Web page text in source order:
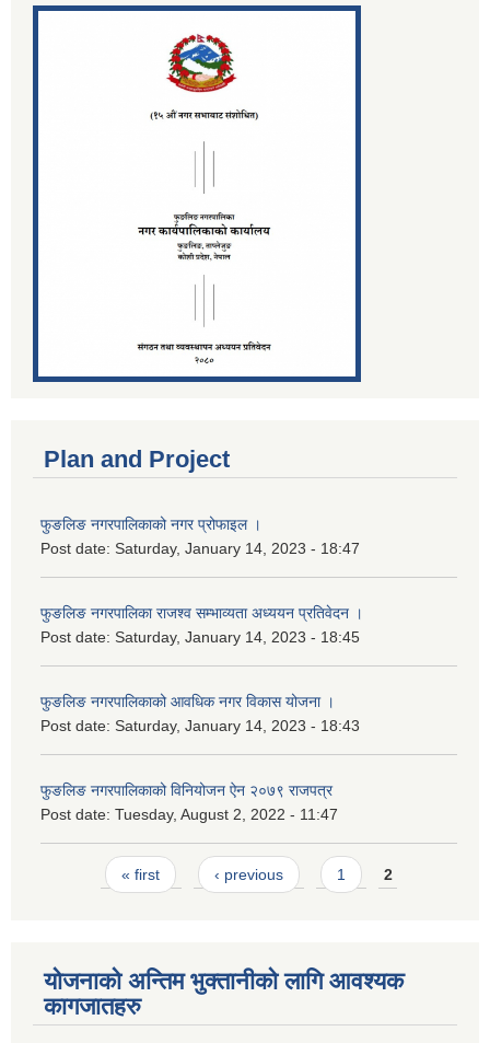
Plan and Project
फुङलिङ नगरपालिकाको नगर प्रोफाइल ।
Post date: Saturday, January 14, 2023 - 18:47
फुङलिङ नगरपालिका राजश्व सम्भाव्यता अध्ययन प्रतिवेदन ।
Post date: Saturday, January 14, 2023 - 18:45
फुङलिङ नगरपालिकाको आवधिक नगर विकास योजना ।
Post date: Saturday, January 14, 2023 - 18:43
फुङलिङ नगरपालिकाको विनियोजन ऐन २०७९ राजपत्र
Post date: Tuesday, August 2, 2022 - 11:47
Pages« first ‹ previous 1 2
योजनाको अन्तिम भुक्तानीको लागि आवश्यक
कागजातहरु